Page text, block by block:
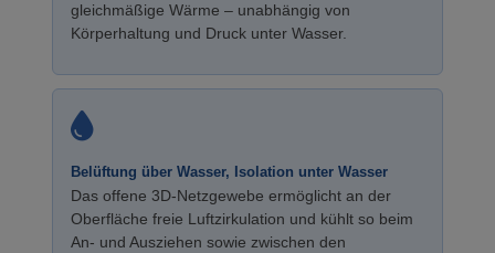
gleichmäßige Wärme – unabhängig von
Körperhaltung und Druck unter Wasser.
Belüftung über Wasser, Isolation unter Wasser
Das offene 3D-Netzgewebe ermöglicht an der
Oberfläche freie Luftzirkulation und kühlt so beim
An- und Ausziehen sowie zwischen den